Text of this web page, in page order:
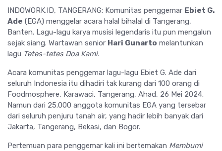
INDOWORK.ID, TANGERANG: Komunitas penggemar Ebiet G.
Ade (EGA) menggelar acara halal bihalal di Tangerang,
Banten. Lagu-lagu karya musisi legendaris itu pun mengalun
sejak siang. Wartawan senior Hari Gunarto melantunkan
lagu Tetes-tetes Doa Kami.
Acara komunitas penggemar lagu-lagu Ebiet G. Ade dari
seluruh Indonesia itu dihadiri tak kurang dari 100 orang di
Foodmosphere, Karawaci, Tangerang, Ahad, 26 Mei 2024.
Namun dari 25.000 anggota komunitas EGA yang tersebar
dari seluruh penjuru tanah air, yang hadir lebih banyak dari
Jakarta, Tangerang, Bekasi, dan Bogor.
Pertemuan para penggemar kali ini bertemakan Membumi